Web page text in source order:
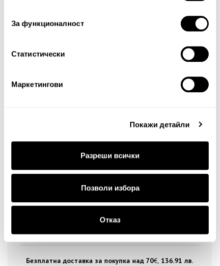
За функционалност
Статистически
Маркетингови
Покажи детайли
Разреши всички
Позволи избора
Отказ
цялата страна.
Безплатна доставка за покупка над 70€ , 136.91 лв.